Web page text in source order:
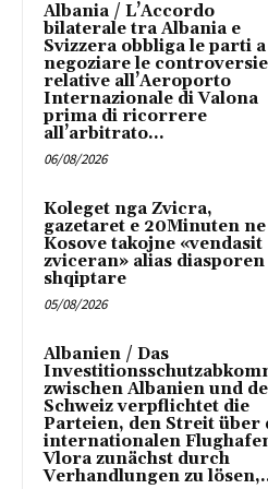
Albania / L’Accordo
bilaterale tra Albania e
Svizzera obbliga le parti a
negoziare le controversie
relative all’Aeroporto
Internazionale di Valona
prima di ricorrere
all’arbitrato...
06/08/2026
Koleget nga Zvicra,
gazetaret e 20Minuten ne
Kosove takojne «vendasit
zviceran» alias diasporen
shqiptare
05/08/2026
Albanien / Das
zwischen Albanien und
Schweiz verpflichtet die
Parteien, den Streit über
internationalen
Vlora zunächst durch
Verhandlungen zu